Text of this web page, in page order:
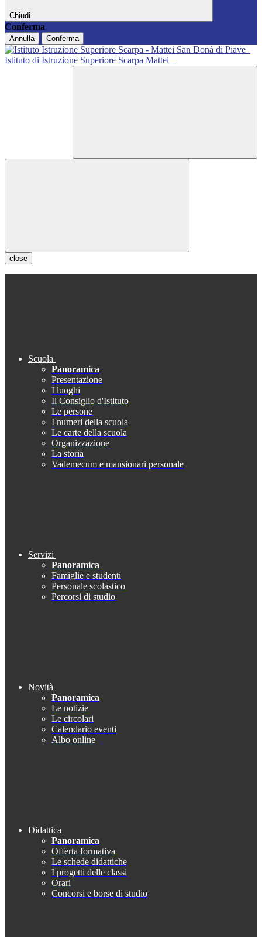
Chiudi
Conferma
Annulla Conferma
Istituto di Istruzione Superiore Scarpa Mattei
close
Scuola
Panoramica
Presentazione
I luoghi
Il Consiglio d'Istituto
Le persone
I numeri della scuola
Le carte della scuola
Organizzazione
La storia
Vademecum e mansionari personale
Servizi
Panoramica
Famiglie e studenti
Personale scolastico
Percorsi di studio
Novità
Panoramica
Le notizie
Le circolari
Calendario eventi
Albo online
Didattica
Panoramica
Offerta formativa
Le schede didattiche
I progetti delle classi
Orari
Concorsi e borse di studio